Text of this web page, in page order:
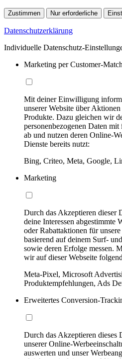
Zustimmen Nur erforderliche
Datenschutzerklärung
Individuelle Datenschutz-
Marketing per Customer-Match
Mit deiner Einwilligung
unserer Website über
Produkte. Dazu gleichen wir
personenbezogenen Daten
ab und nutzen deren Online-
Dienste bereits nutzt:
Bing, Criteo, Meta, Google,
Marketing
Durch das Akzeptieren dieser
deine Interessen abgestimmte
oder Rabattaktionen für
basierend auf deinem Surf-
sowie deren Erfolge messen.
wir auf dieser Webseite
Meta-Pixel, Microsoft
Produktempfehlungen, Ads
Erweitertes Conversion-
Durch das Akzeptieren
unserer Online-
auswerten und unser